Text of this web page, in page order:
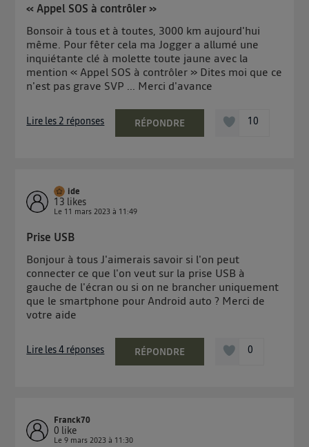
« Appel SOS à contrôler »
Bonsoir à tous et à toutes, 3000 km aujourd'hui
même. Pour fêter cela ma Jogger a allumé une
inquiétante clé à molette toute jaune avec la
mention « Appel SOS à contrôler » Dites moi que ce
n'est pas grave SVP ... Merci d'avance
Lire les 2 réponses RÉPONDRE 10
ide
13 likes
Le 11 mars 2023 à 11:49
Prise USB
Bonjour à tous J'aimerais savoir si l'on peut
connecter ce que l'on veut sur la prise USB à
gauche de l'écran ou si on ne brancher uniquement
que le smartphone pour Android auto ? Merci de
votre aide
Lire les 4 réponses RÉPONDRE 0
Franck70
0 like
Le9 mars 2023 à 11:30
La technologie Utiq a été conçue pour la protection
de vos données personnelles en vous offrant choix et
contrôle.
Elle utilise un identifiant créé par votre opérateur
télécom basé sur votre adresse IP et une référence
de votre contrat internet (ex : votre numéro de
téléphone).
L'identifiant est associé à votre connexion internet.
Pour uneconnexion foyer
sur la navigation des membres du foyer ayant consentis.
Pour uneconnexion mobile
Vous pouvez à tout moment retirer ce consentement
surle portail d’Utiq("
") ou via la page
« gérer Utiq » en bas de ce site. Pour plus
d'informations, veuillez consulterla Politique
d'information sur les données personnelles